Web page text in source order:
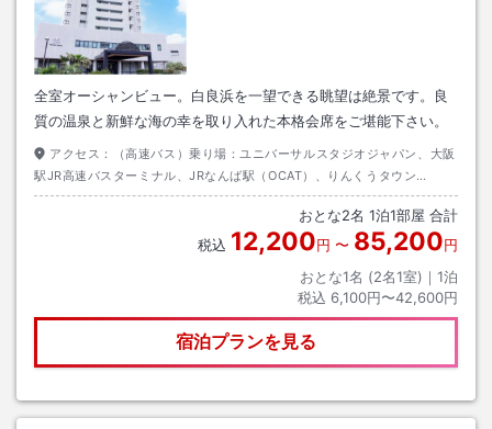
全室オーシャンビュー。白良浜を一望できる眺望は絶景です。良
質の温泉と新鮮な海の幸を取り入れた本格会席をご堪能下さい。
アクセス：
（高速バス）乗り場：ユニバーサルスタジオジャパン、大阪
駅JR高速バスターミナル、JRなんば駅（OCAT）、りんくうタウン
駅 大阪方面→白浜、新湯崎 3時間30分 新湯崎バス停から徒歩
おとな2名 1泊1部屋 合計
税込 12,200円 〜 85,200円
おとな1名 (2名1室)｜ 1泊
税込 6,100円〜42,600円
宿泊プランを見る